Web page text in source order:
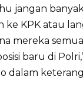
jangan
ke KPK atau
mereka semua
baru di
dalam